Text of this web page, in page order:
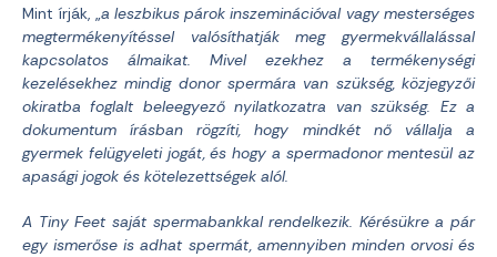
Mint írják, „a leszbikus párok inszeminációval vagy mesterséges
megtermékenyítéssel valósíthatják meg gyermekvállalással
kapcsolatos álmaikat. Mivel ezekhez a termékenységi
kezelésekhez mindig donor spermára van szükség, közjegyzői
okiratba foglalt beleegyező nyilatkozatra van szükség. Ez a
dokumentum írásban rögzíti, hogy mindkét nő vállalja a
gyermek felügyeleti jogát, és hogy a spermadonor mentesül az
apasági jogok és kötelezettségek alól.
A Tiny Feet saját spermabankkal rendelkezik. Kérésükre a pár
egy ismerőse is adhat spermát, amennyiben minden orvosi és